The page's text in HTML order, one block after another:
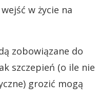
w życie na
zobowiązane do
szczepień (o ile nie
grozić mogą